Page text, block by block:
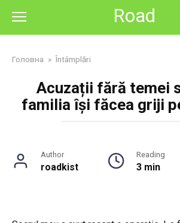
content
Road
Головна » Întâmplări
Acuzații fără temei
familia își făcea griji
Author
roadkist
Reading
3 min